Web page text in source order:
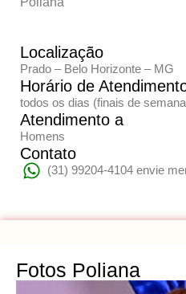
Localização
Prado – Belo Horizonte – MG
Horário de
todos os dias (finais de
Atendimento a
Homens
Contato
(31) 99204-4104 envie
Fotos Poliana